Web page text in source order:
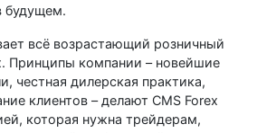
будущем.
всё возрастающий розничный
Принципы компании – новейшие
честная дилерская практика,
клиентов – делают CMS Forex
которая нужна трейдерам,